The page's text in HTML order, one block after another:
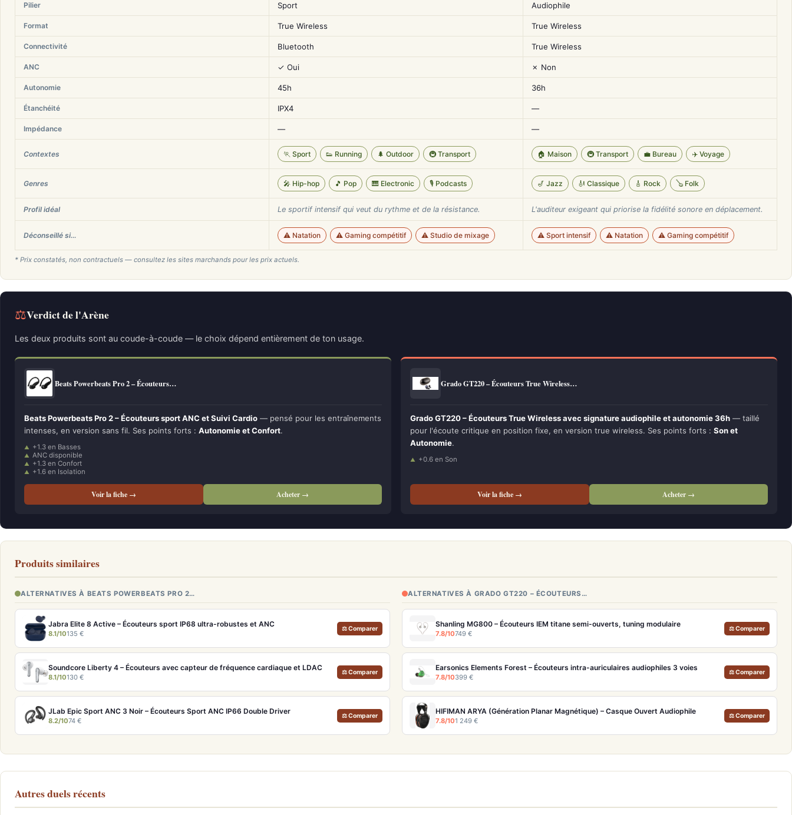
Pilier Sport Audiophile
Format True Wireless True Wireless
Connectivité Bluetooth True Wireless
ANC ✓ Oui ✗ Non
Autonomie 45h 36h
Étanchéité IPX4 —
Impédance — —
Contextes 🏃 Sport 👟 Running 🌲 Outdoor 🚇 Transport 🏠 Maison 🚇 Transport 💼 Bureau ✈️ Voyage
Genres 🎤 Hip-hop 🎵 Pop 🎹 Electronic 🎙️ Podcasts 🎷 Jazz 🎻 Classique 🎸 Rock 🪕 Folk
Profil idéal Le sportif intensif qui veut du rythme et de la résistance. L'auditeur exigeant qui priorise la fidélité sonore en déplacement.
Déconseillé si… ⚠️ Natation ⚠️ Gaming compétitif ⚠️ Studio de mixage ⚠️ Sport intensif ⚠️ Natation ⚠️ Gaming compétitif
* Prix constatés, non contractuels — consultez les sites marchands pour les prix actuels.
⚖Verdict de l'Arène
Les deux produits sont au coude-à-coude — le choix dépend entièrement de ton usage.
Beats Powerbeats Pro 2 – Écouteurs…
Beats Powerbeats Pro 2 – Écouteurs sport ANC et Suivi Cardio — pensé pour les entraînements
intenses, en version sans fil. Ses points forts : Autonomie et Confort.
+1.3 en Basses
ANC disponible
+1.3 en Confort
+1.6 en Isolation
Voir la fiche → Acheter →
Grado GT220 – Écouteurs True Wireless…
Grado GT220 – Écouteurs True Wireless avec signature audiophile et autonomie 36h — taillé
pour l'écoute critique en position fixe, en version true wireless. Ses points forts : Son et
Autonomie.
+0.6 en Son
Voir la fiche → Acheter →
Produits similaires
ALTERNATIVES À BEATS POWERBEATS PRO 2…
Jabra Elite 8 Active – Écouteurs sport IP68 ultra-robustes et ANC
8.1/10135 €
⚖ Comparer
Soundcore Liberty 4 – Écouteurs avec capteur de fréquence cardiaque et LDAC
8.1/10130 €
⚖ Comparer
JLab Epic Sport ANC 3 Noir – Écouteurs Sport ANC IP66 Double Driver
8.2/1074 €
⚖ Comparer
ALTERNATIVES À GRADO GT220 – ÉCOUTEURS…
Shanling MG800 – Écouteurs IEM titane semi-ouverts, tuning modulaire
7.8/10749 €
⚖ Comparer
Earsonics Elements Forest – Écouteurs intra-auriculaires audiophiles 3 voies
7.8/10399 €
⚖ Comparer
HIFIMAN ARYA (Génération Planar Magnétique) – Casque Ouvert Audiophile
7.8/101 249 €
⚖ Comparer
Autres duels récents